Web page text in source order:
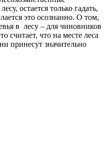
остается только гадать,
это осознанно. О том,
в лесу – для чиновников
считает, что на месте леса
принесут значительно